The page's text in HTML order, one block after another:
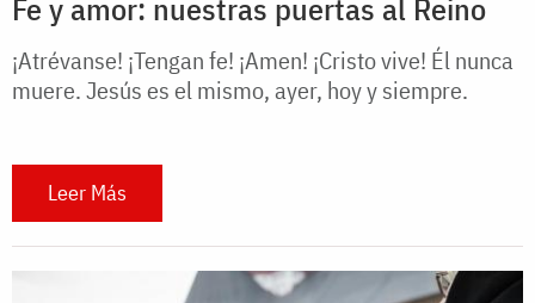
Fe y amor: nuestras puertas al Reino
¡Atrévanse! ¡Tengan fe! ¡Amen! ¡Cristo vive! Él nunca
muere. Jesús es el mismo, ayer, hoy y siempre.
Leer Más